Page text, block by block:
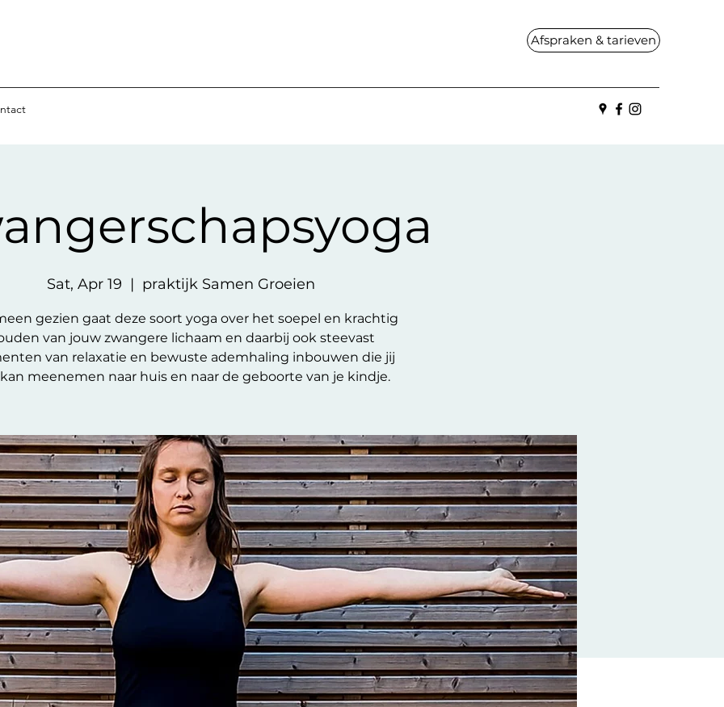
Afspraken & tarieven
Sat, Apr 19
  |
praktijk Samen Groeien
gezien gaat deze soort yoga over het soepel en krachtig
van jouw zwangere lichaam en daarbij ook steevast
van relaxatie en bewuste ademhaling inbouwen die jij
meenemen naar huis en naar de geboorte van je kindje.